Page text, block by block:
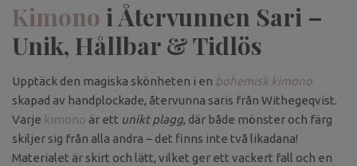
Kimono i Återvunnen Sari –
Unik, Hållbar & Tidlös
Upptäck den magiska skönheten i en bohemisk kimono
skapad av handplockade, återvunna saris från Withegeqvist.
Varje kimono är ett unikt plagg, där både mönster och färg
skiljer sig från alla andra – det finns inte två likadana!
Materialet är skirt och lätt, vilket ger ett vackert fall och en